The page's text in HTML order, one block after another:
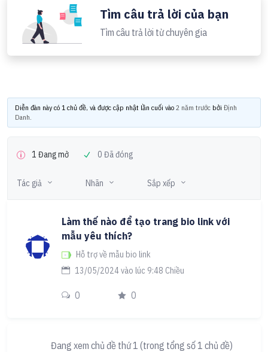
Tìm câu trả lời của bạn
Tìm câu trả lời từ chuyên gia
Diễn đàn này có 1 chủ đề, và được cập nhật lần cuối vào 2 năm trướcbởi Định
Danh.
1 Đang mở 0 Đã đóng
Tác giả Nhãn Sắp xếp
Làm thế nào để tạo trang bio link với
mẫu yêu thích?
Hỗ trợ về mẫu bio link
13/05/2024 vào lúc 9:48 Chiều
0 0
Đang xem chủ đề thứ 1 (trong tổng số 1 chủ đề)